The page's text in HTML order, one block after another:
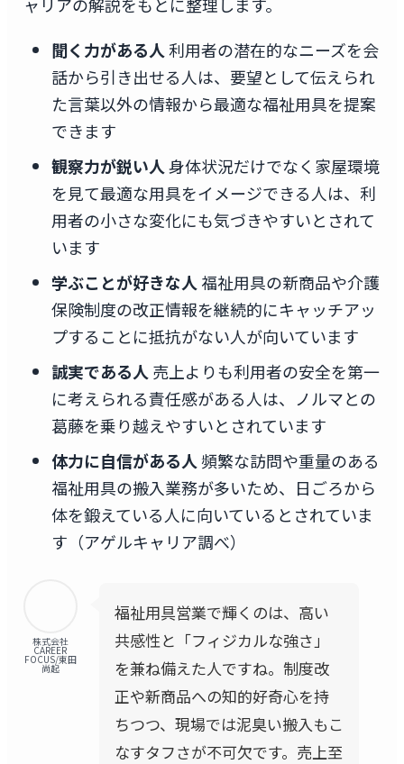
ャリアの解説をもとに整理します。
聞く力がある人 利用者の潜在的なニーズを会
話から引き出せる人は、要望として伝えられ
た言葉以外の情報から最適な福祉用具を提案
できます
観察力が鋭い人 身体状況だけでなく家屋環境
を見て最適な用具をイメージできる人は、利
用者の小さな変化にも気づきやすいとされて
います
学ぶことが好きな人 福祉用具の新商品や介護
保険制度の改正情報を継続的にキャッチアッ
プすることに抵抗がない人が向いています
誠実である人 売上よりも利用者の安全を第一
に考えられる責任感がある人は、ノルマとの
葛藤を乗り越えやすいとされています
体力に自信がある人 頻繁な訪問や重量のある
福祉用具の搬入業務が多いため、日ごろから
体を鍛えている人に向いているとされていま
す（アゲルキャリア調べ）
株式会社
CAREER
FOCUS/東田
尚起
福祉用具営業で輝くのは、高い
共感性と「フィジカルな強さ」
を兼ね備えた人ですね。制度改
正や新商品への知的好奇心を持
ちつつ、現場では泥臭い搬入もこ
なすタフさが不可欠です。売上至